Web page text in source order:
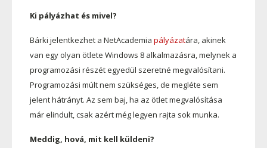
Ki pályázhat és mivel?
Bárki jelentkezhet a NetAcademia pályázatára, akinek
van egy olyan ötlete Windows 8 alkalmazásra, melynek a
programozási részét egyedül szeretné megvalósítani.
Programozási múlt nem szükséges, de megléte sem
jelent hátrányt. Az sem baj, ha az ötlet megvalósítása
már elindult, csak azért még legyen rajta sok munka.
Meddig, hová, mit kell küldeni?